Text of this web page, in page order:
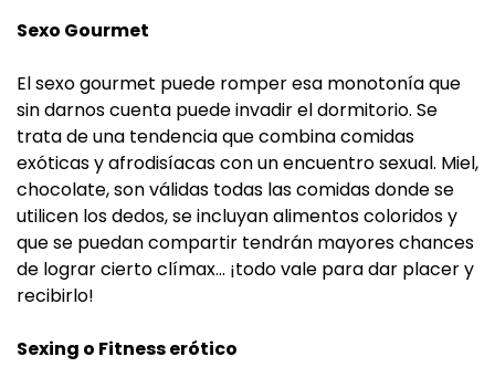
Sexo Gourmet
El sexo gourmet puede romper esa monotonía que
sin darnos cuenta puede invadir el dormitorio. Se
trata de una tendencia que combina comidas
exóticas y afrodisíacas con un encuentro sexual. Miel,
chocolate, son válidas todas las comidas donde se
utilicen los dedos, se incluyan alimentos coloridos y
que se puedan compartir tendrán mayores chances
de lograr cierto clímax… ¡todo vale para dar placer y
recibirlo!
Sexing o Fitness erótico